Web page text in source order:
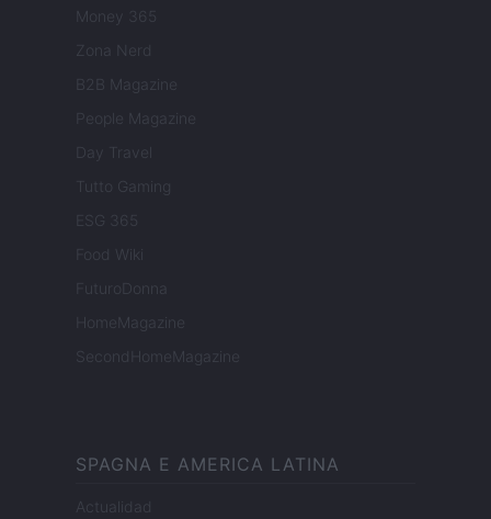
Money 365
Zona Nerd
B2B Magazine
People Magazine
Day Travel
Tutto Gaming
ESG 365
Food Wiki
FuturoDonna
HomeMagazine
SecondHomeMagazine
SPAGNA E AMERICA LATINA
Actualidad